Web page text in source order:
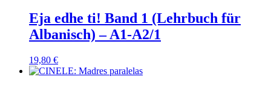
Eja edhe ti! Band 1 (Lehrbuch für
Albanisch) – A1-A2/1
19,80 €